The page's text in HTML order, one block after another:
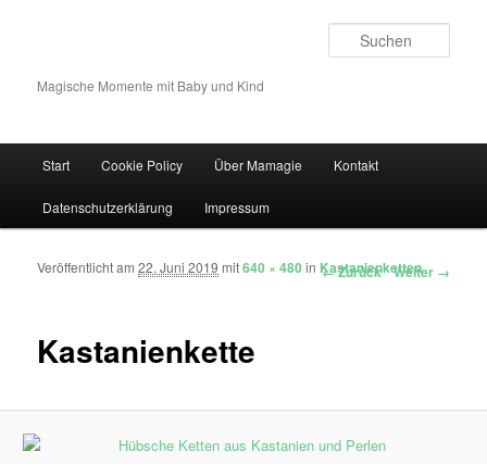
Magische Momente mit Baby und Kind
Zum Inhalt wechseln
Zum sekundären Inhalt wechseln
Start Cookie Policy Über Mamagie Kontakt
Datenschutzerklärung Impressum
Bilder-Navigation ← Zurück Weiter →
Kastanienkette
Veröffentlicht am22. Juni 2019 mit640 × 480in Kastanienketten